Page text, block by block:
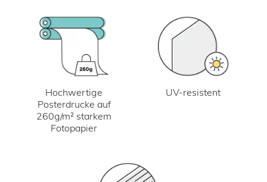
Hochwertige
Posterdrucke auf
260g/m² starkem
Fotopapier
UV-resistent